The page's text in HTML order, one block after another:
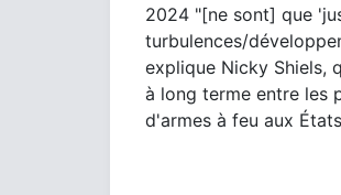
2024 "[ne sont] que
turbulences/
explique Nicky Shiels,
à long terme entre les
d'armes à feu aux